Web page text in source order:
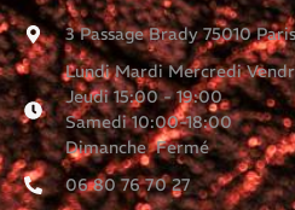
3 Passage Brady 75010 Paris
Lundi Mardi Mercredi
Jeudi 15:00 - 19:00
Samedi 10:00-18:00
Dimanche Fermé
06 80 76 70 27